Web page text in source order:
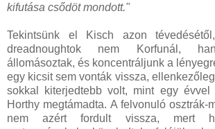
kifutása csődöt mondott."
Tekintsünk el Kisch azon
dreadnoughtok nem Korfunál,
állomásoztak, és koncentráljunk a
egy kicsit sem vonták vissza,
sokkal kiterjedtebb volt, mint egy évvel
Horthy megtámadta. A felvonuló osztrák-
nem azért fordult vissza, mert